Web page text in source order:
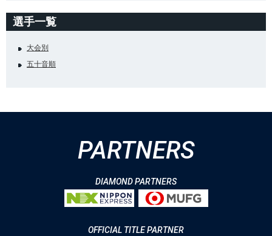
選手一覧
大会別
五十音順
PARTNERS
DIAMOND PARTNERS
OFFICIAL TITLE PARTNER